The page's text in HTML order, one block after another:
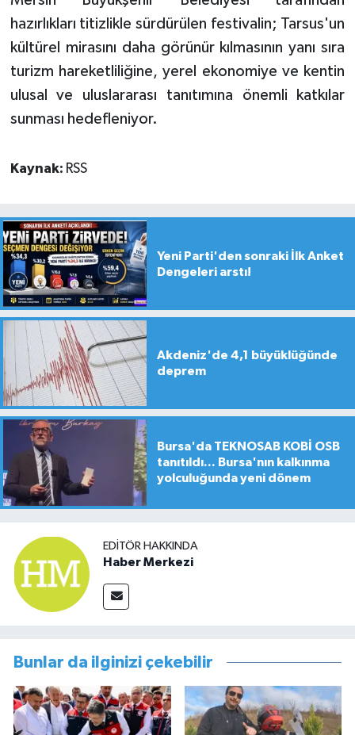
hazırlıkları titizlikle sürdürülen festivalin; Tarsus'un
kültürel mirasını daha görünür kılmasının yanı sıra
turizm hareketliliğine, yerel ekonomiye ve kentin
ulusal ve uluslararası tanıtımına önemli katkılar
sunması hedefleniyor.
Kaynak: RSS
Yeni Parti'den sonraki İlk Anket
Dengeleri arstı!
Akdeniz'de 4,1 büyüklüğünde
deprem
Bursa'da TEKNOSAB KOBİ OSB
tanıtıldı... Bursa'nın kalkınma
yolculuğunda yeni dönem
EDITÖR HAKKINDA
Haber Merkezi
Bunlar da ilginizi çekebilir